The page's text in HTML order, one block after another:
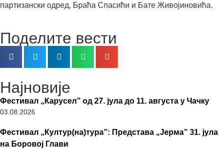
партизански одред, Браћа Спасићи и Бате Живојиновића.
Поделите вести
Најновије
Фестивал „Карусел” од 27. јула до 11. августа у Чачку
03.08.2026
Фестивал „Култур(на)тура”: Представа „Јерма” 31. јула
на Боровој Глави